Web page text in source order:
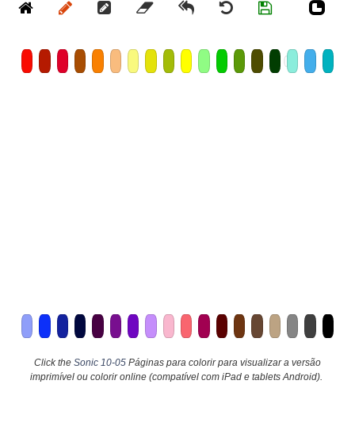
Click the Sonic 10-05 Páginas para colorir para visualizar a versão
imprimível ou colorir online (compatível com iPad e tablets Android).